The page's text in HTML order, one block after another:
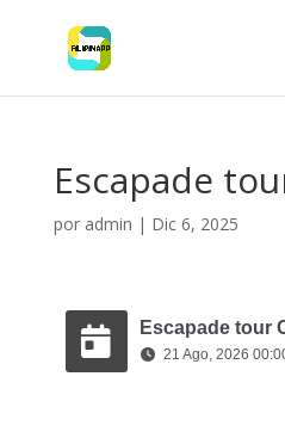
Escapade
por admin | Dic 6, 2025
Escapade tour
21 Ago, 2026